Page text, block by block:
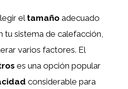
el tamaño adecuado
tu sistema de calefacción,
varios factores. El
es una opción popular
considerable para